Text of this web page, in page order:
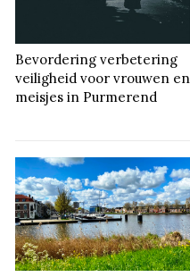
Bevordering verbetering
veiligheid voor vrouwen en
meisjes in Purmerend